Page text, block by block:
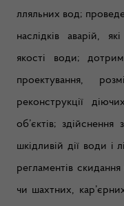
лляльних вод;
наслідків аварій,
якості води;
проектування,
реконструкції
об’єктів; здійснення
шкідливій дії води і
регламентів
чи шахтних,